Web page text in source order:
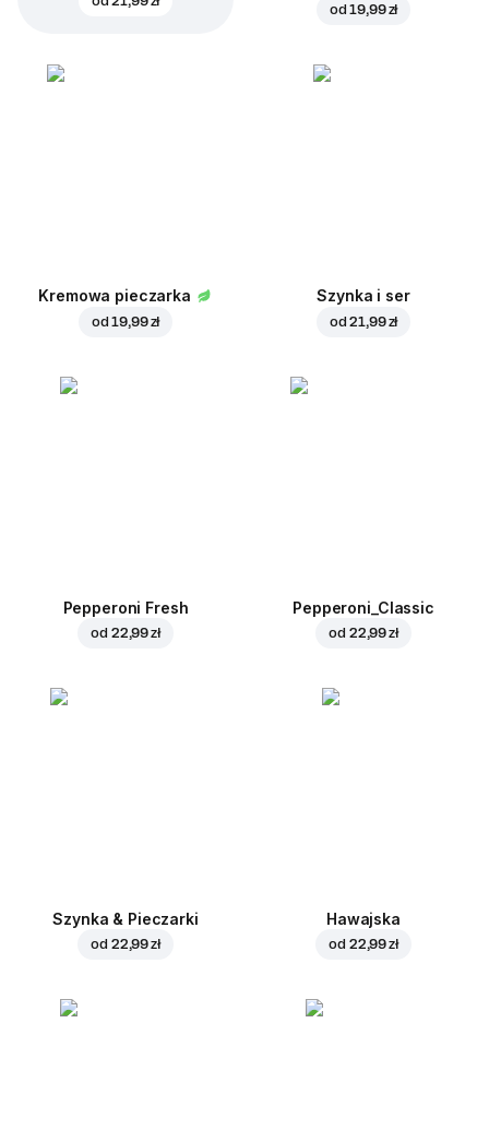
od19,99 zł
Kremowa pieczarka
od19,99 zł
Szynka i ser
od21,99 zł
Pepperoni Fresh
od 22,99 zł
Pepperoni_Classic
od 22,99 zł
Szynka & Pieczarki
od 22,99 zł
Hawajska
od 22,99 zł